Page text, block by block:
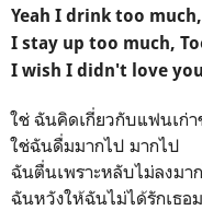
Yeah I drink too
I stay up too much,
I wish I didn't love
ใช่ ฉันคิดเกี่ยวกับแฟนเก่
ใช่ฉันดื่มมากไป มากไป
ฉันตื่นเพราะหลับไม่ลงมา
ฉันหวังให้ฉันไม่ได้รักเธอ